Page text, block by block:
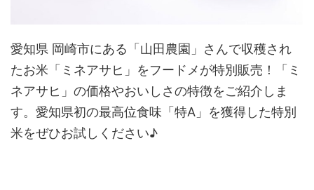
愛知県 岡崎市にある「山田農園」さんで収穫され
たお米「ミネアサヒ」をフードメが特別販売！「ミ
ネアサヒ」の価格やおいしさの特徴をご紹介しま
す。愛知県初の最高位食味「特A」を獲得した特別
米をぜひお試しください♪